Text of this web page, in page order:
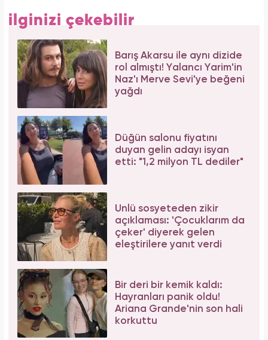
ilginizi çekebilir
Barış Akarsu ile aynı dizide
rol almıştı! Yalancı Yarim'in
Naz'ı Merve Sevi'ye beğeni
yağdı
Düğün salonu fiyatını
duyan gelin adayı isyan
etti: "1,2 milyon TL dediler"
Ünlü sosyeteden zikir
açıklaması: 'Çocuklarım da
çeker' diyerek gelen
eleştirilere yanıt verdi
Bir deri bir kemik kaldı:
Hayranları panik oldu!
Ariana Grande'nin son hali
korkuttu